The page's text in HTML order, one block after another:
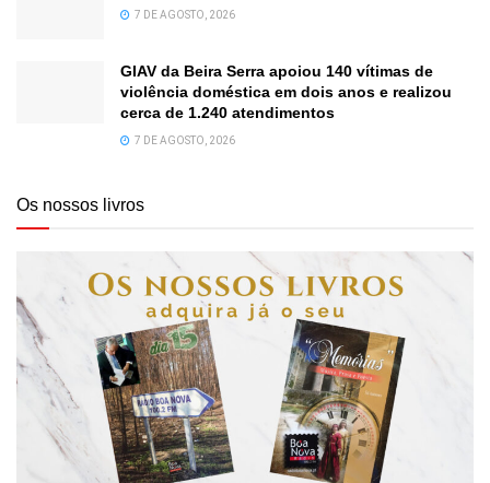
7 DE AGOSTO, 2026
GIAV da Beira Serra apoiou 140 vítimas de
violência doméstica em dois anos e realizou
cerca de 1.240 atendimentos
7 DE AGOSTO, 2026
Os nossos livros